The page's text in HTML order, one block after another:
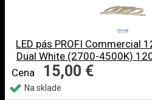
LED pás PROFI Commercial
Dual White (2700-4500K)
Cena
15,00 €
Na sklade